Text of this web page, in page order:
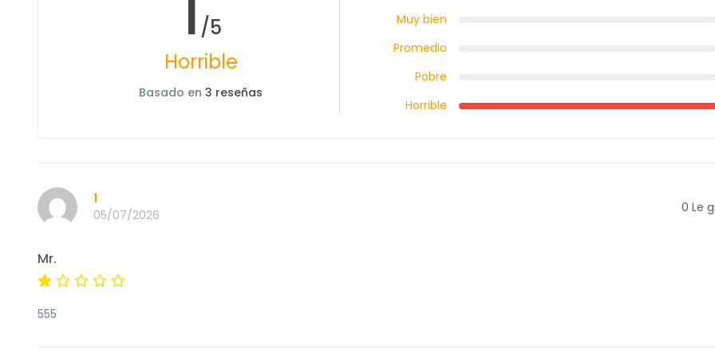
/5
Horrible
Basado en3 reseñas
Muy bien
Promedio
Pobre
Horrible
1
05/07/2026
0 Le
Mr.
555